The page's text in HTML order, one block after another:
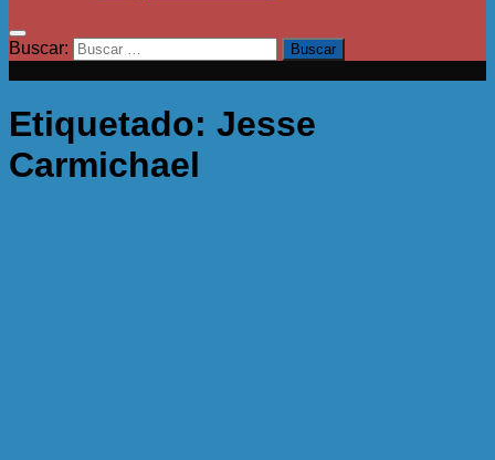
Buscar:
Etiquetado: Jesse
Carmichael